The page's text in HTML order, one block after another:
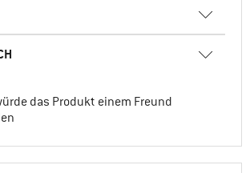
das Produkt einem Freund